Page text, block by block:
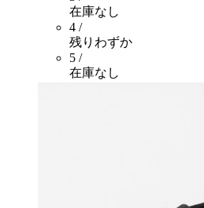
在庫なし
4 /
残りわずか
5 /
在庫なし